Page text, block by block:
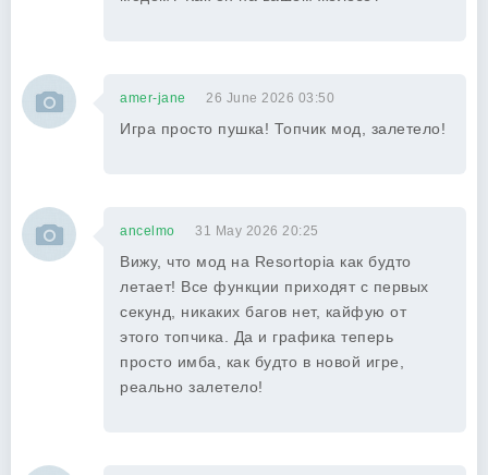
amer-jane 26 June 2026 03:50
Игра просто пушка! Топчик мод, залетело!
ancelmo 31 May 2026 20:25
Вижу, что мод на Resortopia как будто
летает! Все функции приходят с первых
секунд, никаких багов нет, кайфую от
этого топчика. Да и графика теперь
просто имба, как будто в новой игре,
реально залетело!